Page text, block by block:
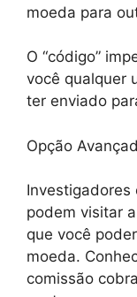
moeda para
O “código”
você qualquer
ter enviado
Opção
Investigadores
podem visitar
que você
moeda.
comissão